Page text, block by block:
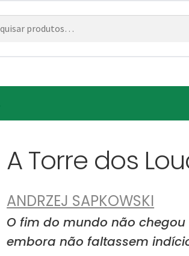
A Torre dos
ANDRZEJ SAPKOWSKI
O fim do mundo não chegou
embora não faltassem